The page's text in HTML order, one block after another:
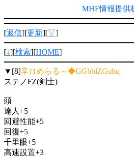
MHF情報提供
[返信][更新][▽]
[↓][検索][HOME]
▼[8]辛ロめらる～◆GGbblZGuhq
ステノFZ(剣士)
頭
達人+5
回避性能+5
回復+5
千里眼+5
高速設置+3